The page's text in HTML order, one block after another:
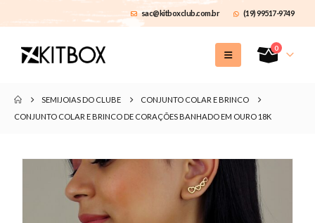
sac@kitboxclub.com.br (19) 99517-9749
0
SEMIJOIAS DO CLUBE
CONJUNTO COLAR E BRINCO
CONJUNTO COLAR E BRINCO DE CORAÇÕES BANHADO EM OURO 18K